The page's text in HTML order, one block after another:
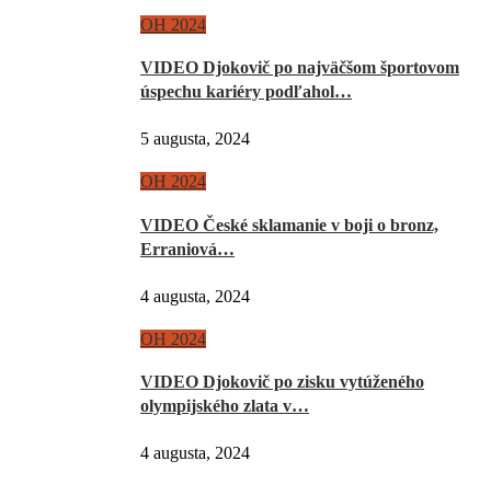
OH 2024
VIDEO Djokovič po najväčšom športovom
úspechu kariéry podľahol…
5 augusta, 2024
OH 2024
VIDEO České sklamanie v boji o bronz,
Erraniová…
4 augusta, 2024
OH 2024
VIDEO Djokovič po zisku vytúženého
olympijského zlata v…
4 augusta, 2024